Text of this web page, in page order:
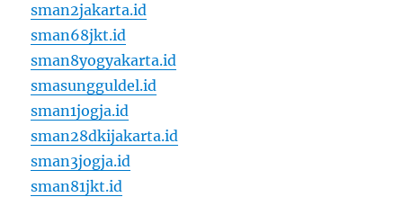
sman2jakarta.id
sman68jkt.id
sman8yogyakarta.id
smasungguldel.id
sman1jogja.id
sman28dkijakarta.id
sman3jogja.id
sman81jkt.id